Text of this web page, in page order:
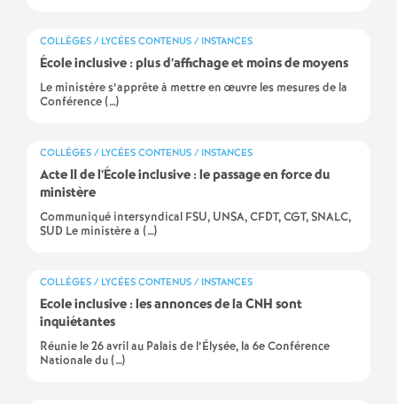
m
e
t
s
e
S
COLLÈGES / LYCÉES CONTENUS / INSTANCES
École inclusive : plus d’affichage et moins de moyens
Le ministère s’apprête à mettre en œuvre les mesures de la
Conférence (…)
COLLÈGES / LYCÉES CONTENUS / INSTANCES
Acte II de l’École inclusive : le passage en force du
ministère
Communiqué intersyndical FSU, UNSA, CFDT, CGT, SNALC,
SUD Le ministère a (…)
COLLÈGES / LYCÉES CONTENUS / INSTANCES
Ecole inclusive : les annonces de la CNH sont
inquiétantes
Réunie le 26 avril au Palais de l’Élysée, la 6e Conférence
Nationale du (…)